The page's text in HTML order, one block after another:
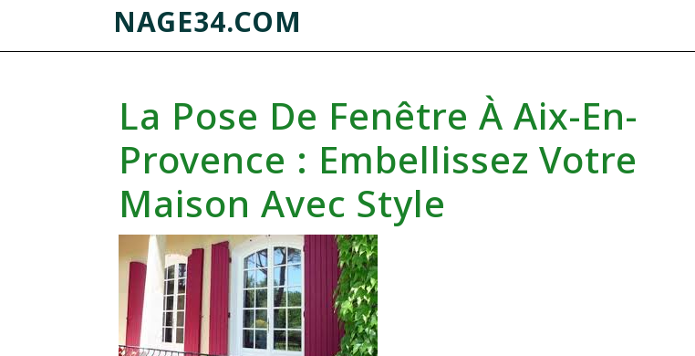
NAGE34.COM
La Pose De Fenêtre À Aix-En-
Provence : Embellissez Votre
Maison Avec Style